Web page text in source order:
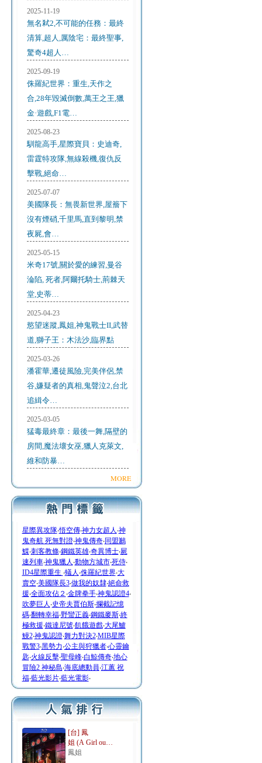
2025-11-19
無名弒2,不可能的任務：最終
清算,超人,厲陰宅：最終聖事,
驚奇4超人…
2025-09-19
侏羅紀世界：重生,天作之
合,28年毀滅倒數,萬王之王,獵
金·遊戲,F1電…
2025-08-23
馴龍高手,星際寶貝：史迪奇,
雷霆特攻隊,無線殺機,復仇反
擊戰,絕命…
2025-07-07
美國隊長：無畏新世界,屋簷下
沒有煙硝,千里馬,直到黎明,禁
夜屍,會…
2025-05-15
米奇17號,關於愛的練習,曼谷
淪陷, 死者,阿爾托騎士,荊棘天
堂,史蒂…
2025-04-23
慾望迷蹤,鳳姐,神鬼戰士II,武替
道,獅子王：木法沙,臨界點
2025-03-26
潘霍華,遷徒風險,完美伴侶,禁
谷,嫌疑者的真相,鬼聲泣2,台北
追緝令…
2025-03-05
猛毒最終章：最後一舞,隔壁的
房間,魔法壞女巫,獵人克萊文,
維和防暴…
MORE
星際異攻隊‧悟空傳‧神力女超人 ‧神
鬼奇航 死無對證‧神鬼傳奇‧同盟鶼
鰈‧刺客教條‧鋼鐵英雄‧奇異博士‧屍
速列車‧神鬼獵人 ‧動物方城市‧死侍‧
ID4星際重生 ‧蟻人 ‧侏羅紀世界‧大
賣空‧美國隊長3‧做我的奴隸‧絕命救
援‧全面攻佔２ ‧金牌拳手‧神鬼認證4‧
吹夢巨人 ‧史帝夫賈伯斯‧攔截記憶
碼‧翻轉幸福‧野蠻正義‧鋼鐵麥斯‧終
極救援‧鐵達尼號‧飢餓遊戲‧大尾鱸
鰻2‧神鬼認證‧舞力對決2‧MIB星際
戰警3‧黑勢力‧公主與狩獵者‧心靈鑰
匙‧火線反擊‧聖母峰‧白鯨傳奇‧地心
冒險2 神秘島‧海底總動員‧江蕙 祝
福‧藍光影片‧藍光電影‧
[台] 鳳
姐 (A Girl ou…
鳳姐